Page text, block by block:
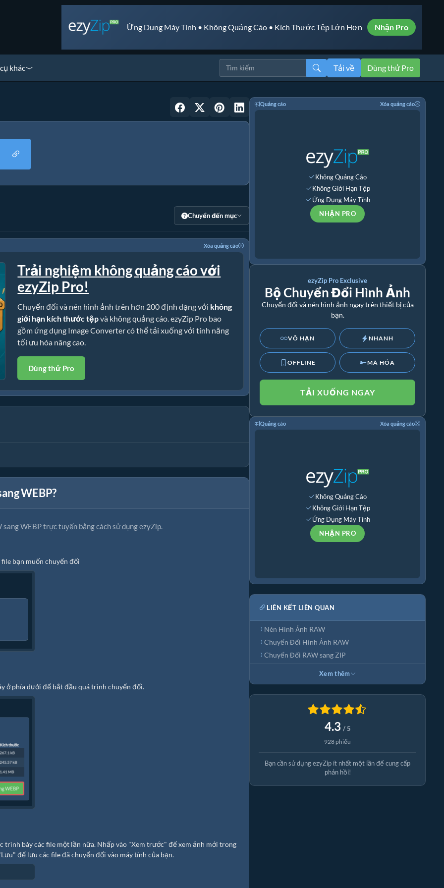
Ứng Dụng Máy Tính • Không Quảng Cáo • Kích Thước Tệp Lớn Hơn Nhận Pro
khác Tải về Dùng thử Pro
Chuyển đến mục
Xóa quảng cáo
Trải nghiệm không quảng cáo với
ezyZip Pro!
Chuyển đổi và nén hình ảnh trên hơn 200 định dạng với không
giới hạn kích thước tệpvà không quảng cáo. ezyZip Pro bao
gồm ứng dụng Image Converter có thể tải xuống với tính năng
tối ưu hóa nâng cao.
Dùng thử Pro
WEBP?
WEBP trực tuyến bằng cách sử dụng ezyZip.
bạn muốn chuyển đổi
ở phía dưới để bắt đầu quá trình chuyển đổi.
bày các file một lần nữa. Nhấp vào "Xem trước" để xem ảnh mới trong
để lưu các file đã chuyển đổi vào máy tính của bạn.
Quảng cáo Xóa quảng cáo
Không Quảng Cáo
Không Giới Hạn Tệp
Ứng Dụng Máy Tính
NHẬN PRO
ezyZip Pro Exclusive
Bộ Chuyển Đổi Hình Ảnh
Chuyển đổi và nén hình ảnh ngay trên thiết bị của
bạn.
VÔ HẠN NHANH
OFFLINE MÃ HÓA
TẢI XUỐNG NGAY
Quảng cáo Xóa quảng cáo
Không Quảng Cáo
Không Giới Hạn Tệp
Ứng Dụng Máy Tính
NHẬN PRO
LIÊN KẾT LIÊN QUAN
Nén Hình Ảnh RAW
Chuyển Đổi Hình Ảnh RAW
Chuyển Đổi RAW sang ZIP
Xem thêm
4.3 / 5
928 phiếu
Bạn cần sử dụng ezyZip ít nhất một lần để cung cấp
phản hồi!